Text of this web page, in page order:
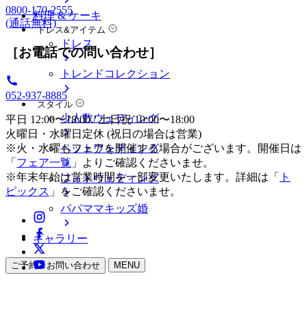
料理 & ケーキ
ドレス&アイテム
ドレス
トレンドコレクション
スタイル
少人数ウェディング
ペットウェディング
フォトウェディング
パパママキッズ婚
ギャラリー
ご予約・お問い合わせ MENU
0800-170-2555
(通話無料)
［お電話での問い合わせ］
052-937-8885
平日 12:00〜18:00 / 土日祝 10:00〜18:00
火曜日・水曜日定休 (祝日の場合は営業)
※火・水曜もフェアを開催する場合がございます。開催日は
「 フェア一覧 」よりご確認くださいませ。
※年末年始は営業時間を一部変更いたします。詳細は「
ト
ピックス 」をご確認くださいませ。